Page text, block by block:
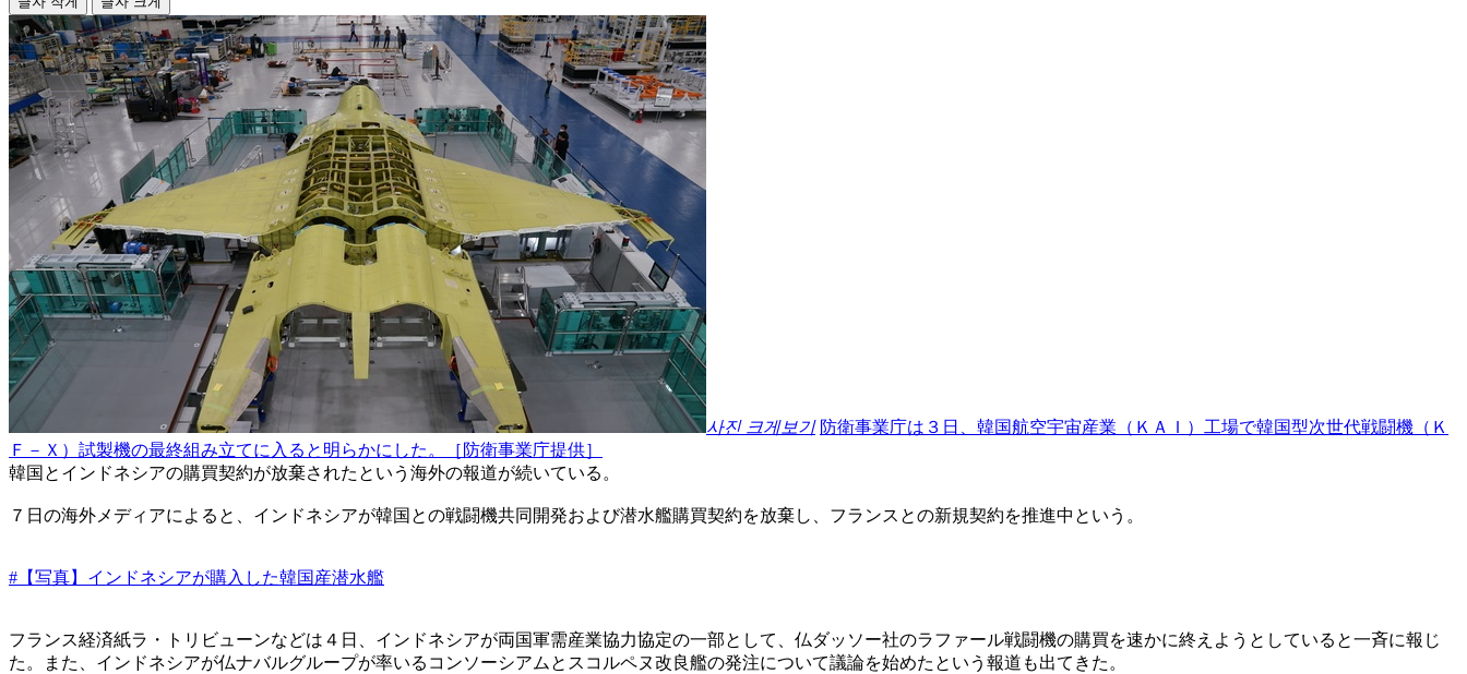
사진 크게보기 防衛事業庁は３日、韓国航空宇宙産業（ＫＡＩ）工場で韓国型次世代戦闘機（Ｋ
Ｆ－Ｘ）試製機の最終組み立てに入ると明らかにした。［防衛事業庁提供］
韓国とインドネシアの購買契約が放棄されたという海外の報道が続いている。
７日の海外メディアによると、インドネシアが韓国との戦闘機共同開発および潜水艦購買契約を放棄し、フランスとの新規契約を推進中という。
#【写真】インドネシアが購入した韓国産潜水艦
フランス経済紙ラ・トリビューンなどは４日、インドネシアが両国軍需産業協力協定の一部として、仏ダッソー社のラファール戦闘機の購買を速かに終えようとしていると一斉に報じ
た。また、インドネシアが仏ナバルグループが率いるコンソーシアムとスコルペヌ改良艦の発注について議論を始めたという報道も出てきた。